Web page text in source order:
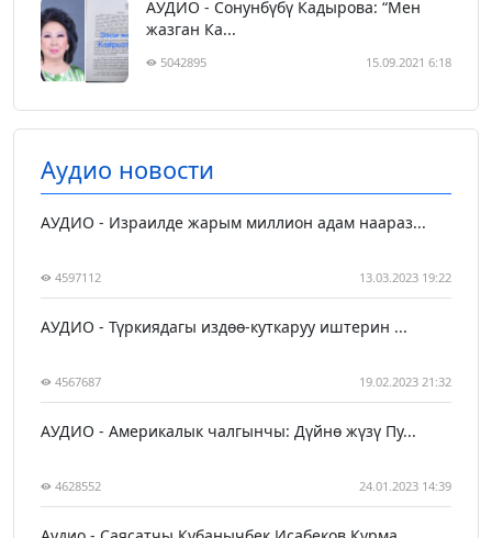
АУДИО - Сонунбүбү Кадырова: “Мен
жазган Ка...
5042895 15.09.2021 6:18
Аудио новости
АУДИО - Израилде жарым миллион адам наараз...
4597112 13.03.2023 19:22
АУДИО - Түркиядагы издөө-куткаруу иштерин ...
4567687 19.02.2023 21:32
АУДИО - Америкалык чалгынчы: Дүйнө жүзү Пу...
4628552 24.01.2023 14:39